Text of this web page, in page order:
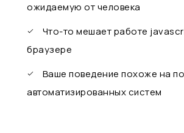
ожидаемую от человека
Что-то мешает работе
браузере
Ваше поведение похоже на
автоматизированных систем